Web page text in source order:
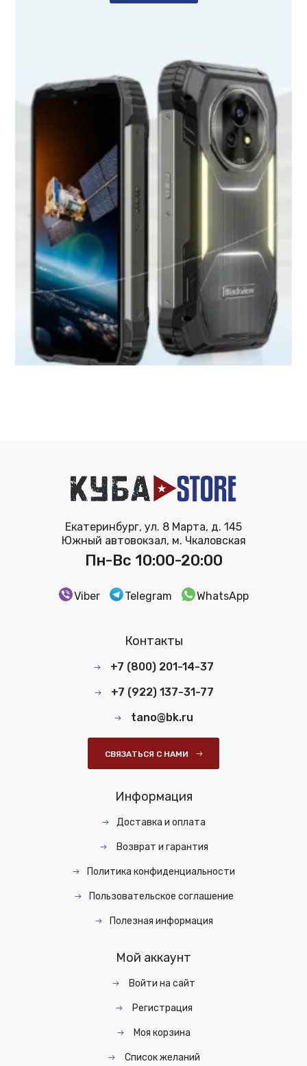
Екатеринбург, ул. 8 Марта, д. 145
Южный автовокзал, м. Чкаловская
Пн-Вс 10:00-20:00
Viber Telegram WhatsApp
Контакты
+7 (800) 201-14-37
+7 (922) 137-31-77
tano@bk.ru
СВЯЗАТЬСЯ С НАМИ
Информация
Доставка и оплата
Возврат и гарантия
Политика конфиденциальности
Пользовательское соглашение
Полезная информация
Мой аккаунт
Войти на сайт
Регистрация
Моя корзина
Список желаний